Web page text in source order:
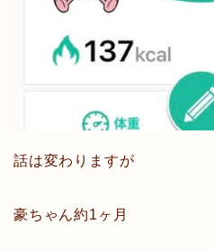
話は変わりますが
豪ちゃん約1ヶ月